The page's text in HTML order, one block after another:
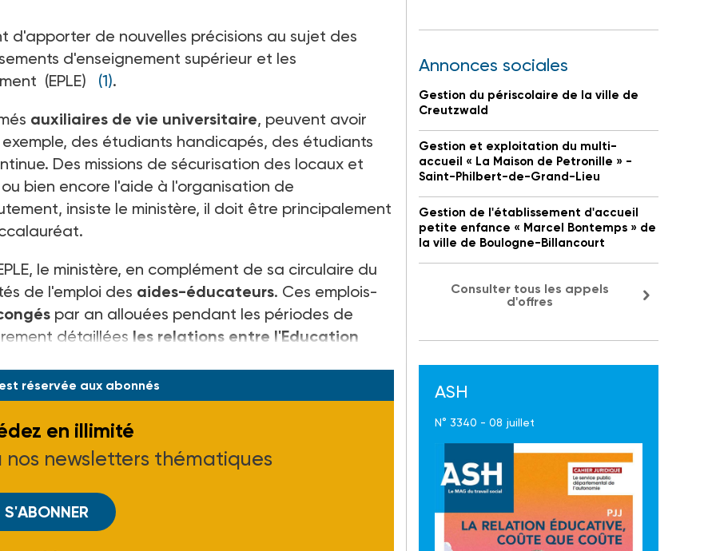
d'apporter de nouvelles précisions au sujet des
d'enseignement supérieur et les
(EPLE) (1).
auxiliaires de vie universitaire, peuvent avoir
des étudiants handicapés, des étudiants
Des missions de sécurisation des locaux et
bien encore l'aide à l'organisation de
insiste le ministère, il doit être principalement
le ministère, en complément de sa circulaire du
de l'emploi des aides-éducateurs. Ces emplois-
par an allouées pendant les périodes de
détaillées les relations entre l'Education
réservée aux abonnés
en illimité
nos newsletters thématiques
S'ABONNER
Annonces sociales
Gestion du périscolaire de la ville de
Creutzwald
Gestion et exploitation du multi-
accueil « La Maison de Petronille » -
Saint-Philbert-de-Grand-Lieu
Gestion de l'établissement d'accueil
petite enfance « Marcel Bontemps » de
la ville de Boulogne-Billancourt
Consulter tous les appels
d'offres
ASH
N° 3340 - 08 juillet